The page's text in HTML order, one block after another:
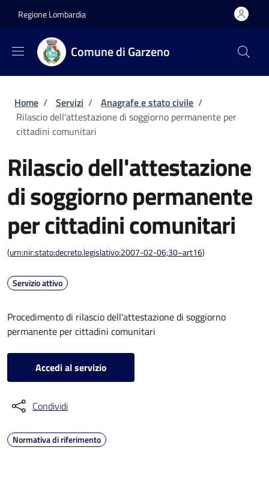
Regione Lombardia
Comune di Garzeno
Briciole di pane
Home / Servizi / Anagrafe e stato civile /
Rilascio dell'attestazione di soggiorno permanente per
cittadini comunitari
Rilascio dell'attestazione
di soggiorno permanente
per cittadini comunitari
(urn:nir:stato:decreto.legislativo:2007-02-06;30~art16)
Servizio attivo
Procedimento di rilascio dell'attestazione di soggiorno
permanente per cittadini comunitari
Accedi al servizio
Condividi
Normativa di riferimento